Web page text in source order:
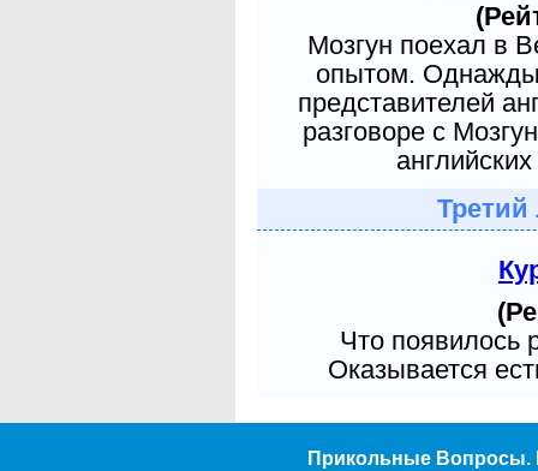
Мозгун поехал в
опытом. Однажды
представителей
разговоре с
Что появилось
Оказывается
Прикольные Вопросы.